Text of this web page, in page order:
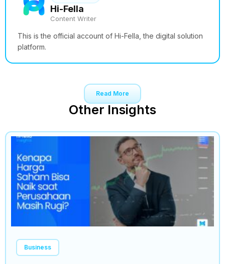
Hi-Fella
Content Writer
This is the official account of Hi-Fella, the digital solution
platform.
Read More
Other Insights
Business